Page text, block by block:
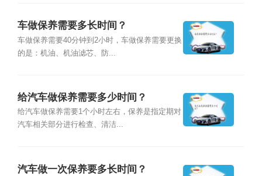
车做保养需要多长时间？
车做保养需要40分钟到2小时，车做保养需要更换
的是：机油、机油滤芯、防...
给汽车做保养需要多少时间？
给汽车做保养需要1个小时左右，保养是指定期对
汽车相关部分进行检查、清洁...
汽车做一次保养要多长时间？